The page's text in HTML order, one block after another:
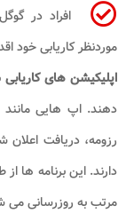
افراد در
موردنظر کاریابی خود
اپلیکیشن های کاریابی
رزومه، دریافت اعلان
دارند. این برنامه ها
مرتب به روزرسانی می